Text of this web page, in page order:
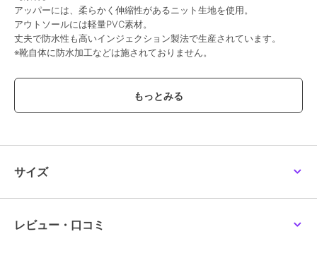
アッパーには、柔らかく伸縮性があるニット生地を使用。
アウトソールには軽量PVC素材。
丈夫で防水性も高いインジェクション製法で生産されています。
※靴自体に防水加工などは施されておりません。
【デザイン・履き心地】
見た目もかわいいメリージェンタイプのニットパンプス。
アッパーのV字のカットラインで脚長効果が嬉しい一足です。
足元をいつものスニーカーからチェンジするだけで印象がグッと大人
っぽくなります。超軽量なのも嬉しい点です。
アウトソールの返りも◎です。
サイズ
レビュー・口コミ